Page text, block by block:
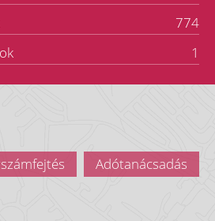
774
1
Adótanácsadás